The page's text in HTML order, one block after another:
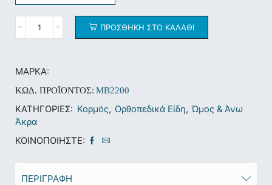
ΠΡΟΣΘΉΚΗ ΣΤΟ ΚΑΛΆΘΙ
ΜΆΡΚΑ:
ΚΩΔ. ΠΡΟΪΌΝΤΟΣ: MB2200
ΚΑΤΗΓΟΡΊΕΣ: Κορμός, Ορθοπεδικά Είδη, Ώμος & Άνω
Άκρα
ΚΟΙΝΟΠΟΙΉΣΤΕ:
ΠΕΡΙΓΡΑΦΉ